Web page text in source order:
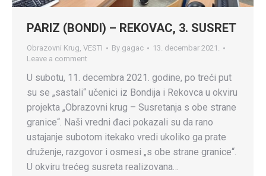
PARIZ (BONDI) – REKOVAC, 3. SUSRET
Obrazovni Krug, VESTI By gagac
13. decembar 2021.
Leave a comment
U subotu, 11. decembra 2021. godine, po treći put
su se „sastali“ učenici iz Bondija i Rekovca u okviru
projekta „Obrazovni krug – Susretanja s obe strane
granice“. Naši vredni đaci pokazali su da rano
ustajanje subotom itekako vredi ukoliko ga prate
druženje, razgovor i osmesi „s obe strane granice“.
U okviru trećeg susreta realizovana…